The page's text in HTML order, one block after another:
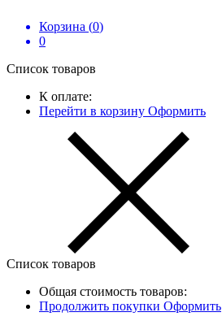
Корзина (0)
0
Список товаров
К оплате:
Перейти в корзину Оформить
Список товаров
Общая стоимость товаров:
Продолжить покупки Оформить